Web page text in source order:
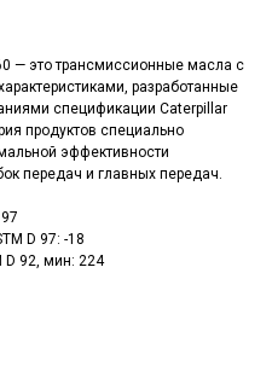
— это трансмиссионные масла с
разработанные
спецификации Caterpillar
продуктов специально
эффективности
передач и главных передач.
D 97: -18
D 92, мин: 224